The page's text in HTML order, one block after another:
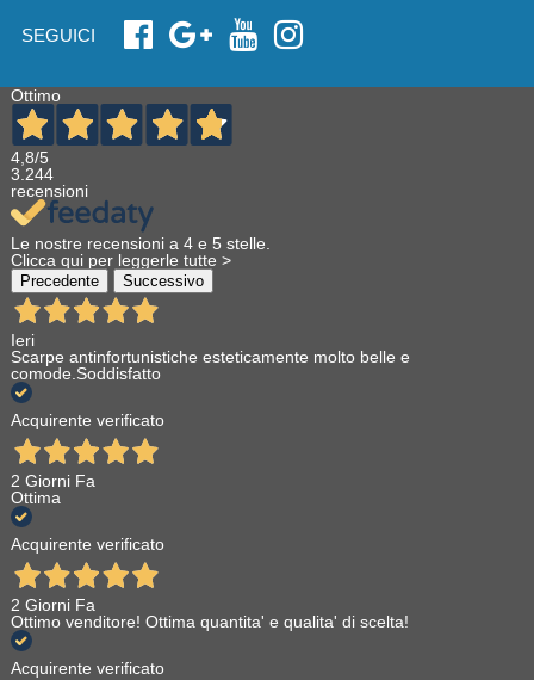
SEGUICI
Ottimo
4,8/5
3.244
recensioni
Le nostre recensioni a 4 e 5 stelle.
Clicca qui per leggerle tutte >
Precedente Successivo
Ieri
Scarpe antinfortunistiche esteticamente molto belle e
comode.Soddisfatto
Acquirente verificato
2 Giorni Fa
Ottima
Acquirente verificato
2 Giorni Fa
Ottimo venditore! Ottima quantita' e qualita' di scelta!
Acquirente verificato